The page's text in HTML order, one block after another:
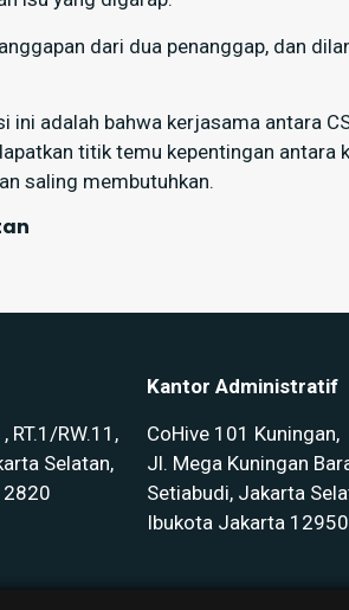
dari dua penanggap, dan
adalah bahwa kerjasama antara
titik temu kepentingan antara
saling membutuhkan.
RT.1/RW.11,
Selatan,
Kantor Administratif
CoHive 101 Kuningan,
Jl. Mega Kuningan
Setiabudi, Jakarta
Ibukota Jakarta 12950